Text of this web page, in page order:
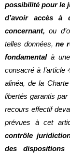
possibilité pour le
d’avoir accès à
concernant, ou
telles données,ne
fondamentalà une
consacré à l’article
alinéa, de la
libertés garantis par
recours effectif
prévues à cet
contrôle
des